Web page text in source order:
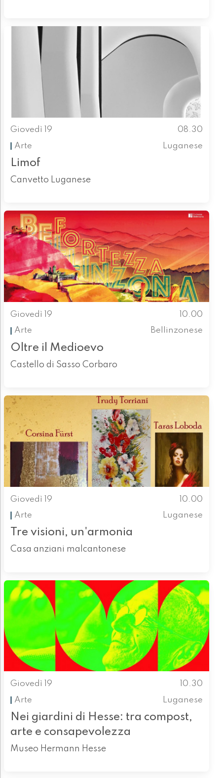
Giovedì 19
08.30
Arte
Luganese
Limof
Canvetto Luganese
Giovedì 19
10.00
Arte
Bellinzonese
Oltre il Medioevo
Castello di Sasso Corbaro
Giovedì 19
10.00
Arte
Luganese
Tre visioni, un'armonia
Casa anziani malcantonese
Giovedì 19
10.30
Arte
Luganese
Nei giardini di Hesse: tra compost,
arte e consapevolezza
Museo Hermann Hesse